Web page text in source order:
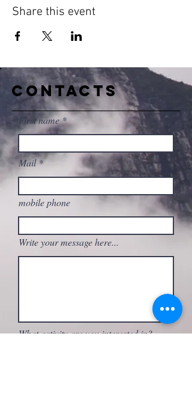
Share this event
CONTACTS
First name
Mail
mobile phone
Write your message here...
What activity are you interested in?